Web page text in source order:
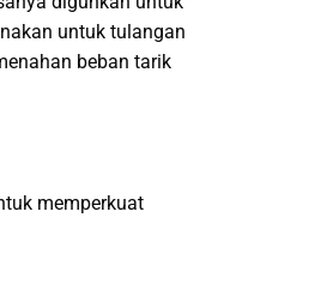
untuk tulangan
beban tarik
memperkuat